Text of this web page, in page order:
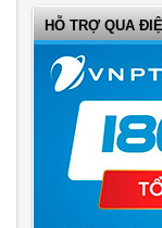
HỖ TRỢ QUA